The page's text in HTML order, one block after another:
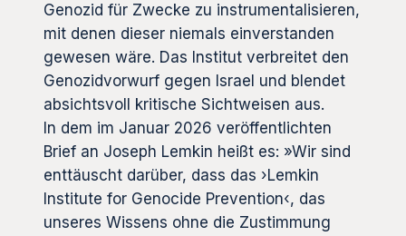
Genozid für Zwecke zu instrumentalisieren,
mit denen dieser niemals einverstanden
gewesen wäre. Das Institut verbreitet den
Genozidvorwurf gegen Israel und blendet
absichtsvoll kritische Sichtweisen aus.
In dem im Januar 2026 veröffentlichten
Brief an Joseph Lemkin heißt es: »Wir sind
enttäuscht darüber, dass das ›Lemkin
Institute for Genocide Prevention‹, das
unseres Wissens ohne die Zustimmung